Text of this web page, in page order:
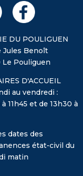
DU POULIGUEN
Jules Benoît
Le Pouliguen
D'ACCUEIL
au vendredi :
11h45 et de 13h30 à
dates des
état-civil du
matin